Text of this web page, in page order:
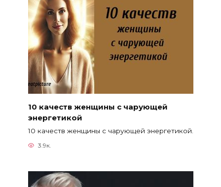
10 качеств женщины с чарующей
энергетикой
10 качеств женщины с чарующей энергетикой.
3.9к.